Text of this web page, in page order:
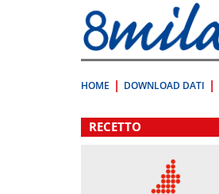
direttamente
a:
Contenuto
HOME DOWNLOAD DATI
.
RECETTO